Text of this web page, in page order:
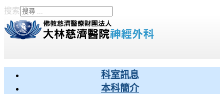
搜索
Type 2 or more characters
for results.
科室訊息
本科簡介